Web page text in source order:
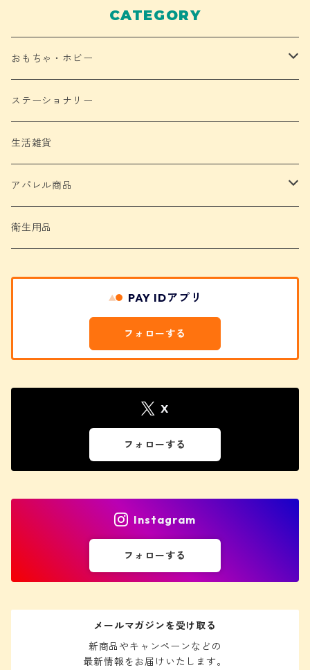
CATEGORY
おもちゃ・ホビー
ぬいぐるみ
缶バッジ
アクリル製品
ステーショナリー
生活雑貨
アパレル商品
Tシャツ
衛生用品
PAY IDアプリ
フォローする
X
フォローする
Instagram
フォローする
メールマガジンを受け取る
新商品やキャンペーンなどの
最新情報をお届けいたします。